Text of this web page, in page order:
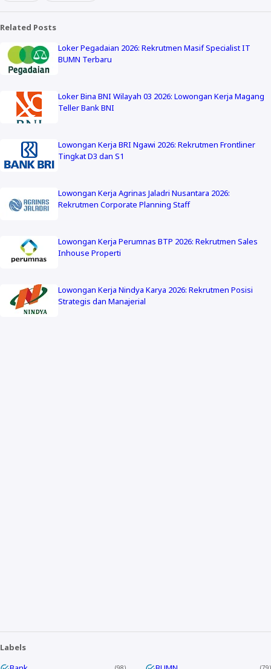
Related Posts
Loker Pegadaian 2026: Rekrutmen Masif Specialist IT
BUMN Terbaru
Loker Bina BNI Wilayah 03 2026: Lowongan Kerja Magang
Teller Bank BNI
Lowongan Kerja BRI Ngawi 2026: Rekrutmen Frontliner
Tingkat D3 dan S1
Lowongan Kerja Agrinas Jaladri Nusantara 2026:
Rekrutmen Corporate Planning Staff
Lowongan Kerja Perumnas BTP 2026: Rekrutmen Sales
Inhouse Properti
Lowongan Kerja Nindya Karya 2026: Rekrutmen Posisi
Strategis dan Manajerial
Labels